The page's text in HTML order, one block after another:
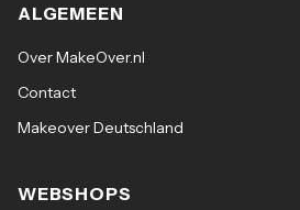
ALGEMEEN
Over MakeOver.nl
Contact
Makeover Deutschland
WEBSHOPS